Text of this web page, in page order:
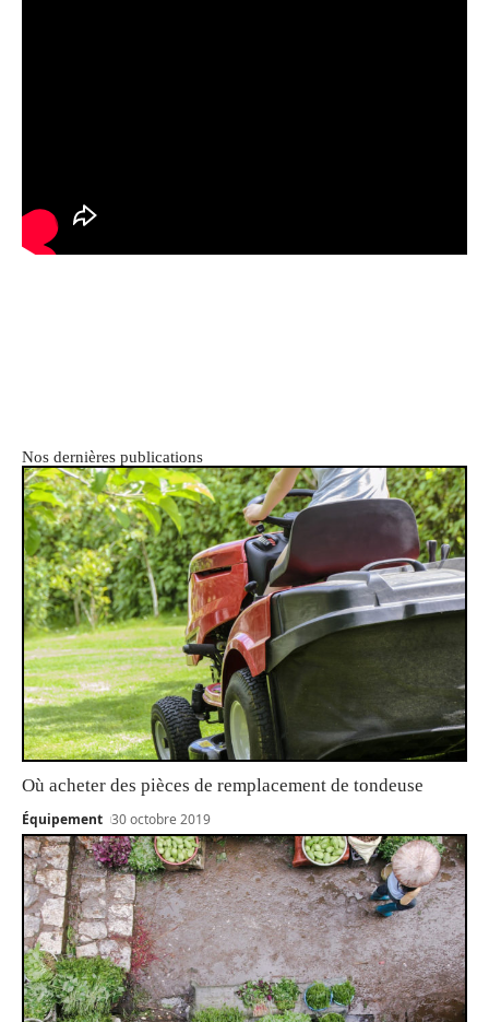
Nos dernières publications
Où acheter des pièces de remplacement de tondeuse
Équipement 30 octobre 2019